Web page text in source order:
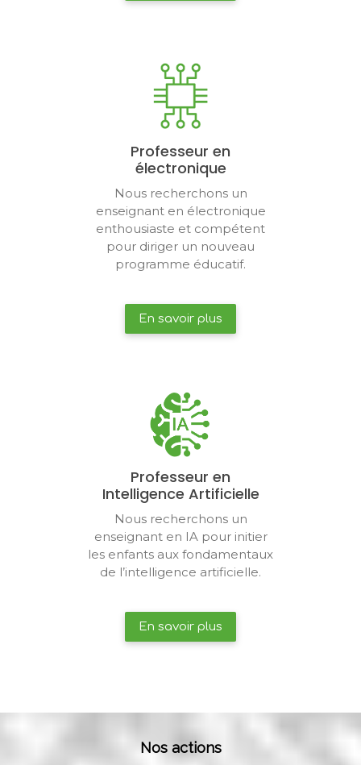
Professeur en
électronique
Nous recherchons un
enseignant en électronique
enthousiaste et compétent
pour diriger un nouveau
programme éducatif.
En savoir plus
Professeur en
Intelligence Artificielle
Nous recherchons un
enseignant en IA pour initier
les enfants aux fondamentaux
de l’intelligence artificielle.
En savoir plus
Nos actions